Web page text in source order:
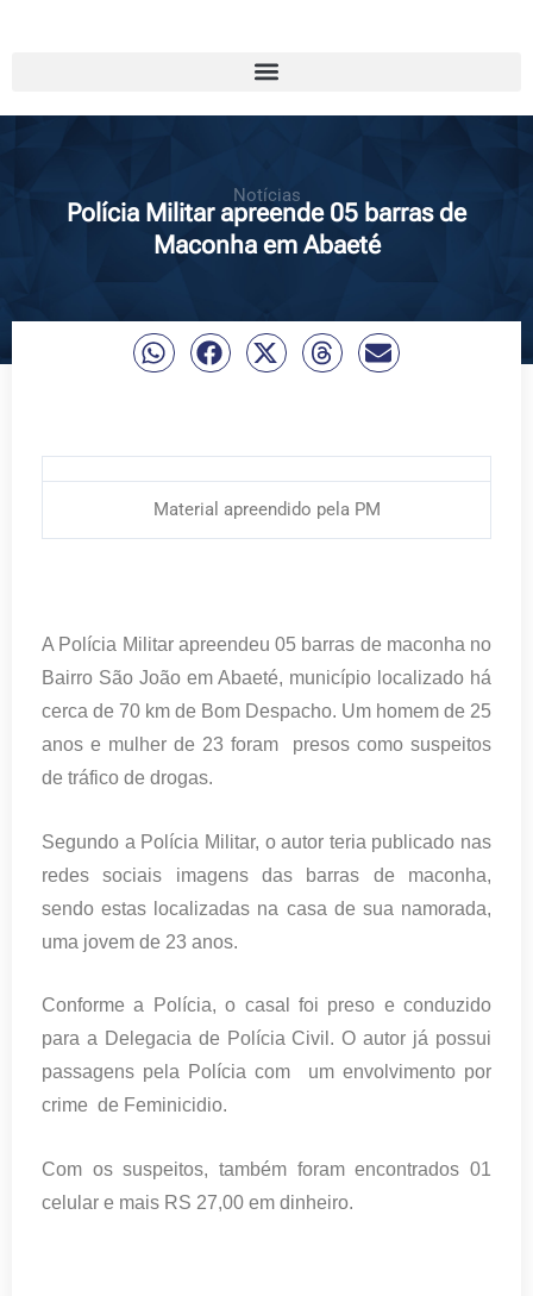
Notícias
Polícia Militar apreende 05 barras de
Maconha em Abaeté
Material apreendido pela PM
A Polícia Militar apreendeu 05 barras de maconha no
Bairro São João em Abaeté, município localizado há
cerca de 70 km de Bom Despacho. Um homem de 25
anos e mulher de 23 foram presos como suspeitos
de tráfico de drogas.
Segundo a Polícia Militar, o autor teria publicado nas
redes sociais imagens das barras de maconha,
sendo estas localizadas na casa de sua namorada,
uma jovem de 23 anos.
Conforme a Polícia, o casal foi preso e conduzido
para a Delegacia de Polícia Civil. O autor já possui
passagens pela Polícia com um envolvimento por
crime de Feminicidio.
Com os suspeitos, também foram encontrados 01
celular e mais RS 27,00 em dinheiro.